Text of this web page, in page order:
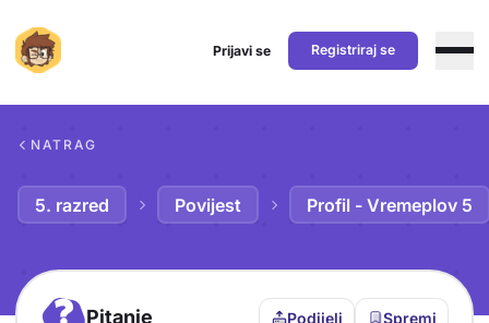
Prijavi se Registriraj se
NATRAG
5. razred Povijest Profil - Vremeplov 5
Pitanje Podijeli Spremi